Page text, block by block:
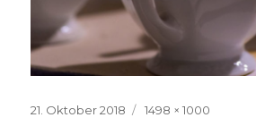
Veröffentlicht
21. Oktober 2018
Volle
1498 × 1000